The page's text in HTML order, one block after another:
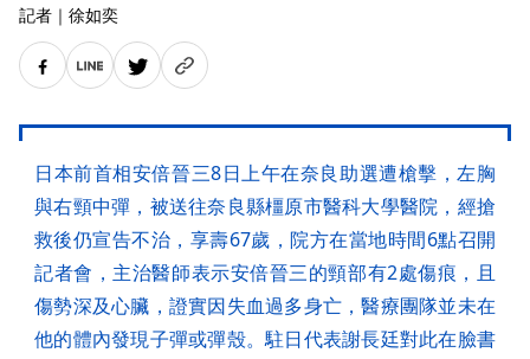
記者 ｜ 徐如奕
日本前首相安倍晉三8日上午在奈良助選遭槍擊，左胸
與右頸中彈，被送往奈良縣橿原市醫科大學醫院，經搶
救後仍宣告不治，享壽67歲，院方在當地時間6點召開
記者會，主治醫師表示安倍晉三的頸部有2處傷痕，且
傷勢深及心臟，證實因失血過多身亡，醫療團隊並未在
他的體內發現子彈或彈殼。駐日代表謝長廷對此在臉書